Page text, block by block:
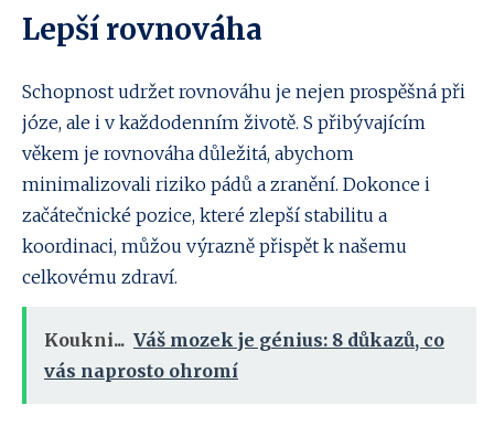
Lepší rovnováha
Schopnost udržet rovnováhu je nejen prospěšná při
józe, ale i v každodenním životě. S přibývajícím
věkem je rovnováha důležitá, abychom
minimalizovali riziko pádů a zranění. Dokonce i
začátečnické pozice, které zlepší stabilitu a
koordinaci, můžou výrazně přispět k našemu
celkovému zdraví.
Koukni... Váš mozek je génius: 8 důkazů, co
vás naprosto ohromí